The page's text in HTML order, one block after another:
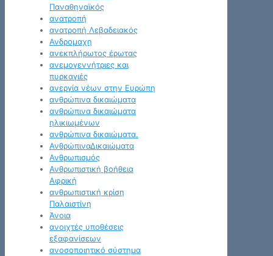
Παναθηναϊκός
ανατροπή
ανατροπή Λεβαδειακός
Ανδρομαχη
ανεκπλήρωτος έρωτας
ανεμογεννήτριες και
πυρκαγιές
ανεργία νέων στην Ευρώπη
ανθρώπινα δικαιώματα
ανθρώπινα δικαιώματα
ηλικιωμένων
ανθρώπινα δικαιώματα.
ΑνθρώπιναΔικαιώματα
Ανθρωπισμός
Ανθρωπιστική βοήθεια
Αφρική
ανθρωπιστική κρίση
Παλαιστίνη
Άνοια
ανοιχτές υποθέσεις
εξαφανίσεων
ανοσοποιητικό σύστημα